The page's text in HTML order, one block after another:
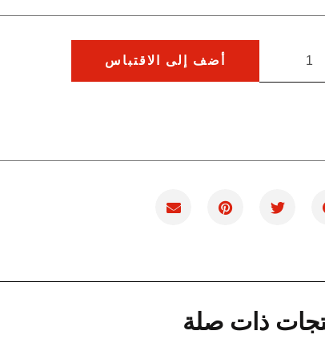
أضف إلى الاقتباس
ذات صلة